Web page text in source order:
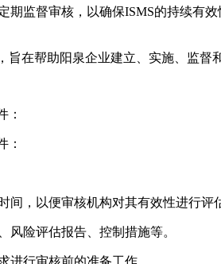
监督审核，以确保ISMS的持续有
在帮助阳泉企业建立、实施、监
：
：
，以便审核机构对其有效性进行评
风险评估报告、控制措施等。